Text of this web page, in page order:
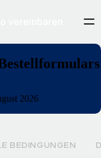
2026
BEDINGUNGEN